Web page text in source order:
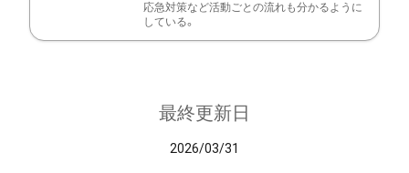
応急対策など活動ごとの流れも分かるように
している。
最終更新日
2026/03/31